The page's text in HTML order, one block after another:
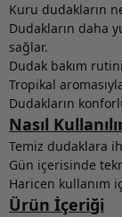
Kuru dudakların
Dudakların daha
sağlar.
Dudak bakım
Tropikal
Dudakların
Nasıl
Temiz dudaklara
Gün içerisinde
Haricen kullanım
Ürün İçeriği